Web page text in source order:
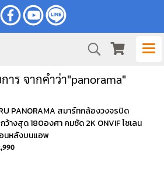
าร จากคำว่า"panorama"
PANORAMA สมาร์ทกล้องวงจรปิด
ว้างสุด 180องศา คมชัด 2K ONVIF ไซเลน
นหลังบนแอพ